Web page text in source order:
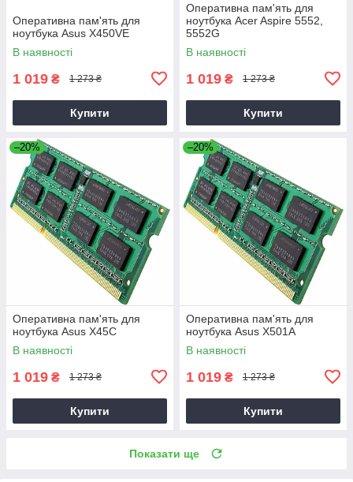
Оперативна пам'ять для
ноутбука Asus X450VE
В наявності
1 019 ₴ 1 273 ₴
Купити
Оперативна пам'ять для
ноутбука Acer Aspire 5552,
5552G
В наявності
1 019 ₴ 1 273 ₴
Купити
–20%
Оперативна пам'ять для
ноутбука Asus X45C
В наявності
1 019 ₴ 1 273 ₴
Купити
–20%
Оперативна пам'ять для
ноутбука Asus X501A
В наявності
1 019 ₴ 1 273 ₴
Купити
Показати ще